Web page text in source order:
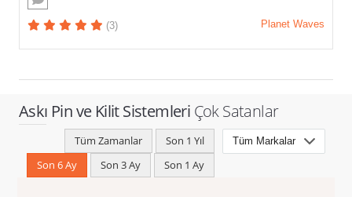
(3) Planet Waves
Askı Pin ve Kilit Sistemleri Çok Satanlar
Tüm Zamanlar
Son 1 Yıl
Son 6 Ay
Son 3 Ay Son 1 Ay